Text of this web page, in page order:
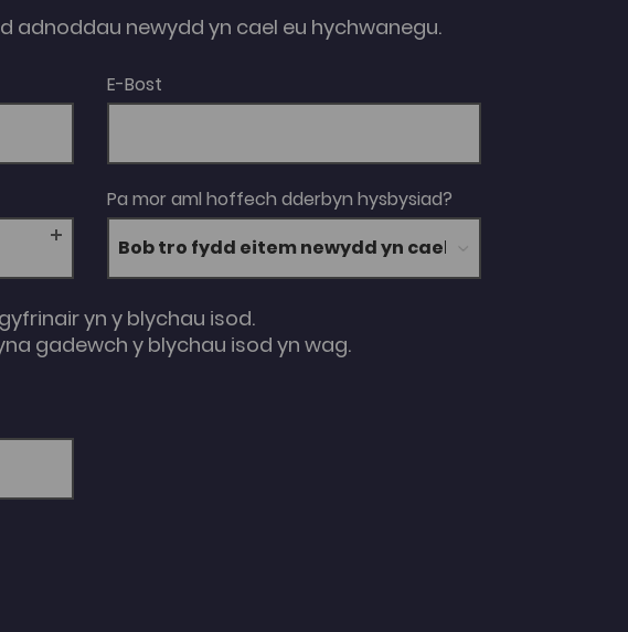
adnoddau newydd yn cael eu hychwanegu.
E-Bost
Pa mor aml hoffech dderbyn hysbysiad?
yn y blychau isod.
gadewch y blychau isod yn wag.